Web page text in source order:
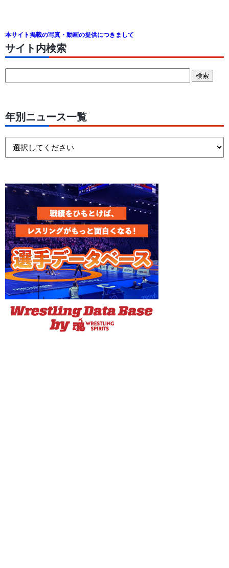
本サイト掲載の写真・動画の提供につきまして
サイト内検索
年別ニュース一覧